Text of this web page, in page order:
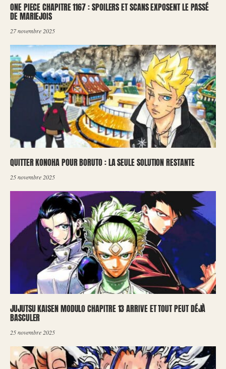
ONE PIECE CHAPITRE 1167 : SPOILERS ET SCANS EXPOSENT LE PASSÉ
DE MARIEJOIS
27 novembre 2025
QUITTER KONOHA POUR BORUTO : LA SEULE SOLUTION RESTANTE
25 novembre 2025
JUJUTSU KAISEN MODULO CHAPITRE 13 ARRIVE ET TOUT PEUT DÉJÀ
BASCULER
25 novembre 2025